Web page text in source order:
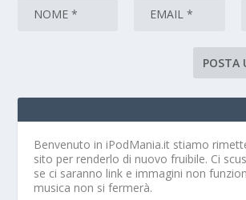
Benvenuto in iPodMania.it stiamo
sito per renderlo di nuovo fruibile. Ci
se ci saranno link e immagini non
musica non si fermerà.